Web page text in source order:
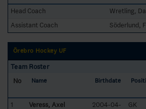
Head Coach
Wretling,
Assistant Coach
Söderlund,
Örebro Hockey UF
Team Roster
No
Name Birthdate
1 Veress, Axel
2004-04-
GK